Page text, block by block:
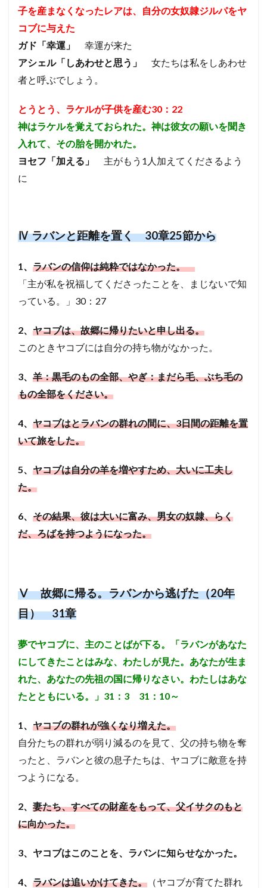
子を産まなくなったレアは、自分の女奴隷ジルパをヤ
コブに与えた
ガド「幸運」 幸運が来た
アシェル「しあわせと思う」 女たちは私をしあわせ
者と呼ぶでしょう。
とうとう、ラケルが子供を産む30：22
神はラケルを覚えておられた。神は彼女の願いを聞き
入れて、その胎を開かれた。
ヨセフ「加える」 主がもう1人加えてくださるよう
に
Ⅳラバンと距離を置く 30章25節から
1、 ラバンの信仰は純粋ではなかった。
「主が私を祝福してくださったことを、まじないで知
っている。」30：27
2、 ヤコブは、故郷に帰りたいと申し出る。
このときヤコブには自分の持ち物がなかった。
3、 羊：黒毛のもの全部、やぎ：まだら毛、ぶち毛の
もの全部をください。
4、 ヤコブはとラバンの群れの間に、3日間の距離を置
いて旅をした。
5、 ヤコブは自分の羊を増やすため、大いに工夫し
た。
6、 その結果、彼は大いに富み、男女の奴隷、らく
だ、ろばを持つようになった。
Ⅴ 故郷に帰る。ラバンから逃げた（20年
目） 31章
夢でヤコブに、主のことばが下る。「ラバンがあなた
にしてきたことはみな、わたしが見た。あなたが生ま
れた、あなたの先祖の国に帰りなさい。わたしはあな
たとともにいる。」31：3 31：10～
1、 ヤコブの群れが強くなり増えた。
自分たちの群れが弱り減るのを見て、父の持ち物を奪
ったと、ラバンと彼の息子たちは、ヤコブに敵意を持
つようになる。
2、 妻たち、すべての財産をもって、父イサクのもと
に向かった。
3、ヤコブはこのことを、ラバンに知らせなかった。
4、 ラバンは追いかけてきた。 （ヤコブが育てた群れ